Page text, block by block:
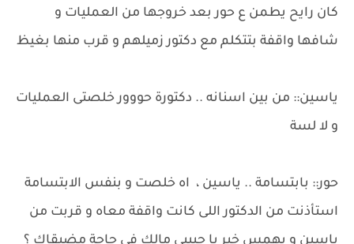
كان رايح يطمن ع حور بعد خروجها من العمليات و
شافها واقفة بتتكلم مع دكتور زميلهم و قرب منها بغيظ
ياسين:: من بين اسنانه .. دكتورة حووور خلصتى العمليات
و لا لسة
حور:: بابتسامة .. ياسين ، اه خلصت و بنفس الابتسامة
استأذنت من الدكتور اللى كانت واقفة معاه و قربت من
ياسين و بهمس خير يا حبيبي مالك فى حاجة مضيقاك ؟